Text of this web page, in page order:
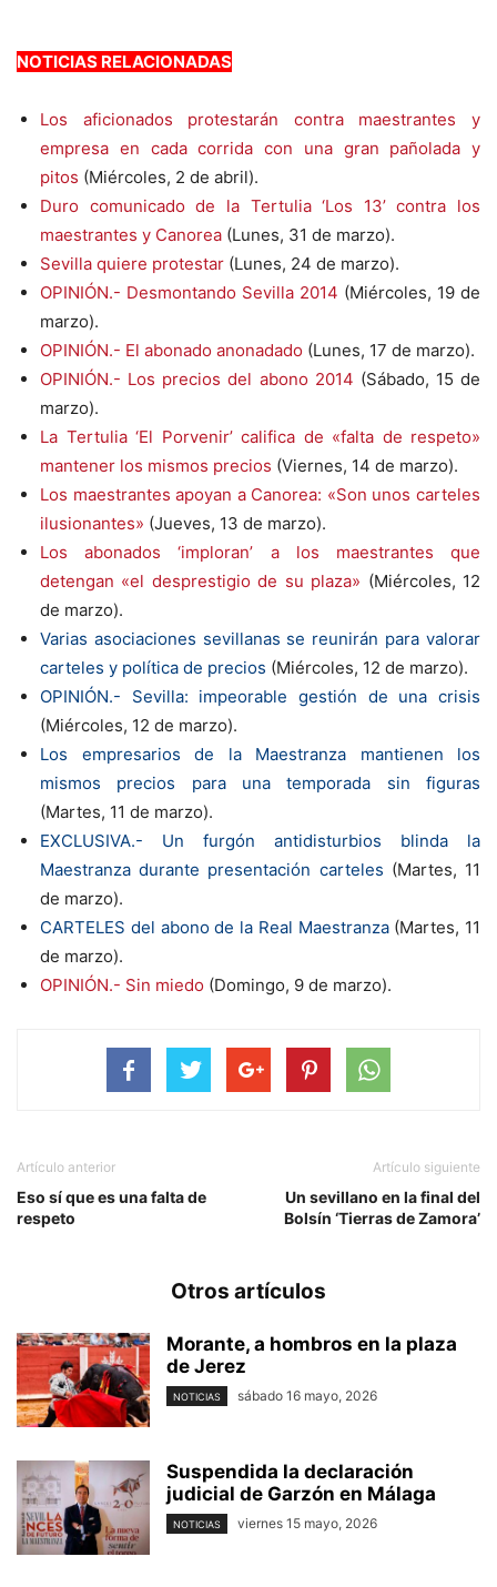
NOTICIAS RELACIONADAS
Los aficionados protestarán contra maestrantes y
empresa en cada corrida con una gran pañolada y
pitos (Miércoles, 2 de abril).
Duro comunicado de la Tertulia ‘Los 13’ contra los
maestrantes y Canorea (Lunes, 31 de marzo).
Sevilla quiere protestar (Lunes, 24 de marzo).
OPINIÓN.- Desmontando Sevilla 2014 (Miércoles, 19 de
marzo).
OPINIÓN.- El abonado anonadado (Lunes, 17 de marzo).
OPINIÓN.- Los precios del abono 2014 (Sábado, 15 de
marzo).
La Tertulia ‘El Porvenir’ califica de «falta de respeto»
mantener los mismos precios (Viernes, 14 de marzo).
Los maestrantes apoyan a Canorea: «Son unos carteles
ilusionantes» (Jueves, 13 de marzo).
Los abonados ‘imploran’ a los maestrantes que
detengan «el desprestigio de su plaza» (Miércoles, 12
de marzo).
Varias asociaciones sevillanas se reunirán para valorar
carteles y política de precios (Miércoles, 12 de marzo).
OPINIÓN.- Sevilla: impeorable gestión de una crisis
(Miércoles, 12 de marzo).
Los empresarios de la Maestranza mantienen los
mismos precios para una temporada sin figuras
(Martes, 11 de marzo).
EXCLUSIVA.- Un furgón antidisturbios blinda la
Maestranza durante presentación carteles (Martes, 11
de marzo).
CARTELES del abono de la Real Maestranza(Martes, 11
de marzo).
OPINIÓN.- Sin miedo (Domingo, 9 de marzo).
Artículo anterior
Eso sí que es una falta de
respeto
Artículo siguiente
Un sevillano en la final del
Bolsín ‘Tierras de Zamora’
Otros artículos
Morante, a hombros en la plaza
de Jerez
NOTICIAS sábado 16 mayo, 2026
Suspendida la declaración
judicial de Garzón en Málaga
NOTICIAS viernes 15 mayo, 2026